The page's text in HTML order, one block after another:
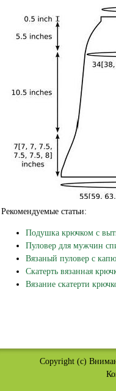
Рекомендуемые статьи:
Подушка крючком с
Пуловер для мужчин
Вязаный пуловер с
Скатерть вязанная
Вязание скатерти
Copyright (c)